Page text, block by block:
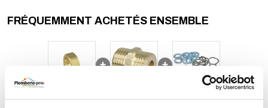
FRÉQUEMMENT ACHETÉS ENSEMBLE